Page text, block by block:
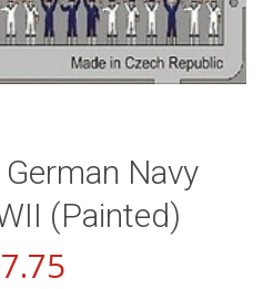
Navy
(Painted)